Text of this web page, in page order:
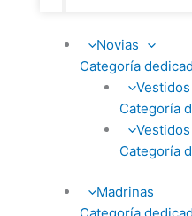
Novias
Categoría
Categoría
Categoría
Madrinas